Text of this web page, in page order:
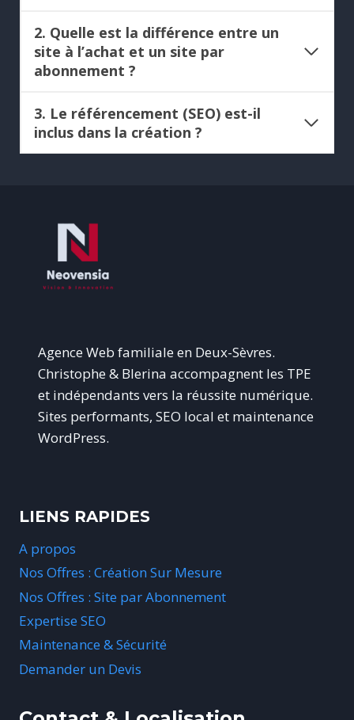
2. Quelle est la différence entre un
site à l’achat et un site par
abonnement ?
3. Le référencement (SEO) est-il
inclus dans la création ?
Agence Web familiale en Deux-Sèvres.
Christophe & Blerina accompagnent les TPE
et indépendants vers la réussite numérique.
Sites performants, SEO local et maintenance
WordPress.
LIENS RAPIDES
A propos
Nos Offres : Création Sur Mesure
Nos Offres : Site par Abonnement
Expertise SEO
Maintenance & Sécurité
Demander un Devis